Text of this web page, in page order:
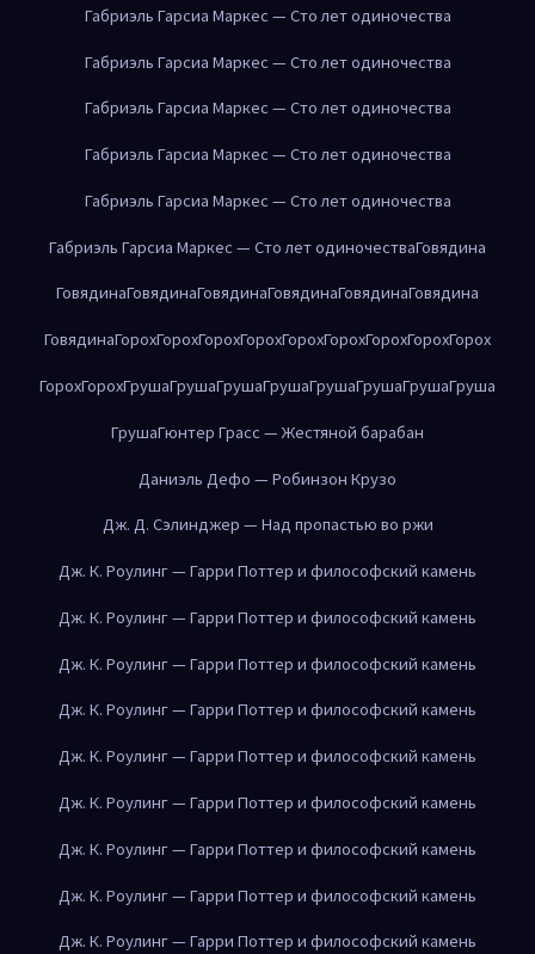
Габриэль Гарсиа Маркес — Сто лет одиночества
Габриэль Гарсиа Маркес — Сто лет одиночества
Габриэль Гарсиа Маркес — Сто лет одиночества
Габриэль Гарсиа Маркес — Сто лет одиночества
Габриэль Гарсиа Маркес — Сто лет одиночества
Габриэль Гарсиа Маркес — Сто лет одиночестваГовядина
ГовядинаГовядинаГовядинаГовядинаГовядинаГовядина
ГовядинаГорохГорохГорохГорохГорохГорохГорохГорохГорох
ГорохГорохГрушаГрушаГрушаГрушаГрушаГрушаГрушаГруша
ГрушаГюнтер Грасс — Жестяной барабан
Даниэль Дефо — Робинзон Крузо
Дж. Д. Сэлинджер — Над пропастью во ржи
Дж. К. Роулинг — Гарри Поттер и философский камень
Дж. К. Роулинг — Гарри Поттер и философский камень
Дж. К. Роулинг — Гарри Поттер и философский камень
Дж. К. Роулинг — Гарри Поттер и философский камень
Дж. К. Роулинг — Гарри Поттер и философский камень
Дж. К. Роулинг — Гарри Поттер и философский камень
Дж. К. Роулинг — Гарри Поттер и философский камень
Дж. К. Роулинг — Гарри Поттер и философский камень
Дж. К. Роулинг — Гарри Поттер и философский камень